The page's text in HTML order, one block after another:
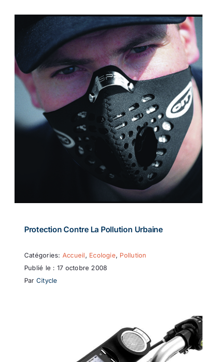
Protection Contre La Pollution Urbaine
Catégories: Accueil, Ecologie, Pollution
Publié le : 17 octobre 2008
Par Citycle